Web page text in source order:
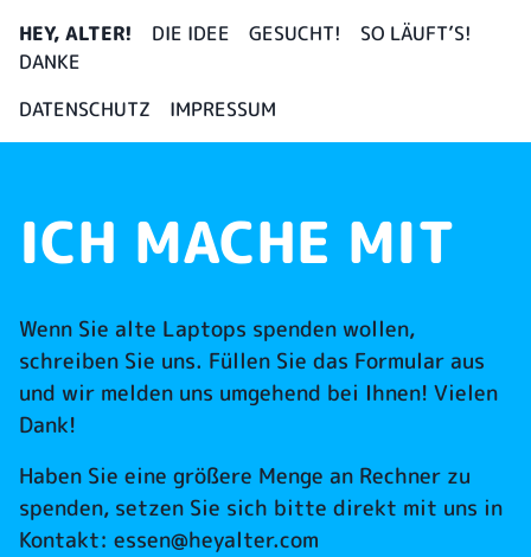
HEY, ALTER! DIE IDEE GESUCHT!
SO LÄUFT’S!
DANKE
DATENSCHUTZ
IMPRESSUM
ICH MACHE MIT
Wenn Sie alte Laptops spenden wollen,
schreiben Sie uns. Füllen Sie das Formular aus
und wir melden uns umgehend bei Ihnen! Vielen
Dank!
Haben Sie eine größere Menge an Rechner zu
spenden, setzen Sie sich bitte direkt mit uns in
Kontakt: essen@heyalter.com